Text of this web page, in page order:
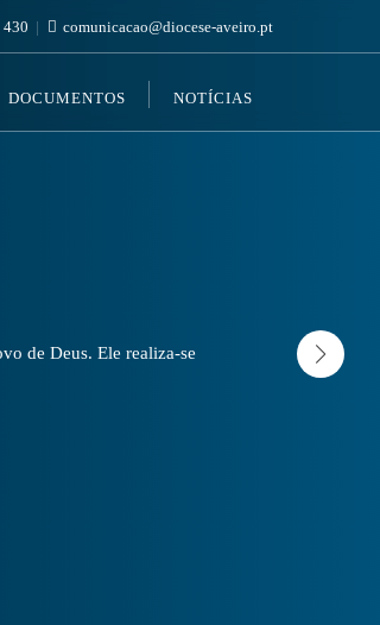
430 comunicacao@diocese-aveiro.pt
DOCUMENTOS NOTÍCIAS
de Deus. Ele realiza-se